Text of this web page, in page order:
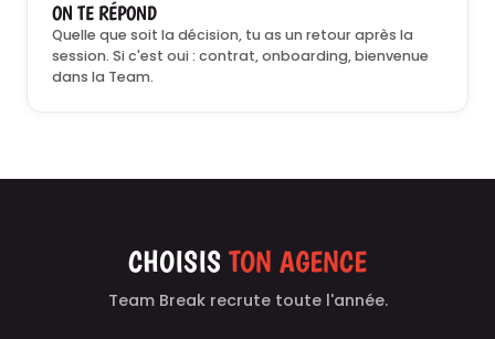
ON TE RÉPOND
Quelle que soit la décision, tu as un retour après la
session. Si c'est oui : contrat, onboarding, bienvenue
dans la Team.
CHOISIS TON AGENCE
Team Break recrute toute l'année.